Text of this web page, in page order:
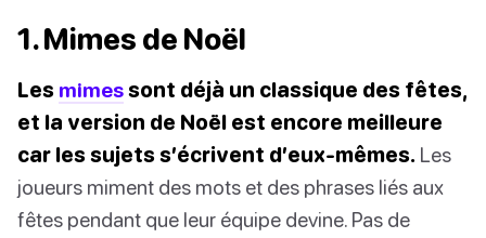
1. Mimes de Noël
Les mimessont déjà un classique des fêtes,
et la version de Noël est encore meilleure
car les sujets s’écrivent d’eux-mêmes. Les
joueurs miment des mots et des phrases liés aux
fêtes pendant que leur équipe devine. Pas de